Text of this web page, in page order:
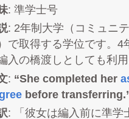
: 準学士号
: 2年制大学（コミュニ
で取得する学位です。4
入の橋渡しとしても利用
: “She completed her
before
: 「彼女は編入前に準学